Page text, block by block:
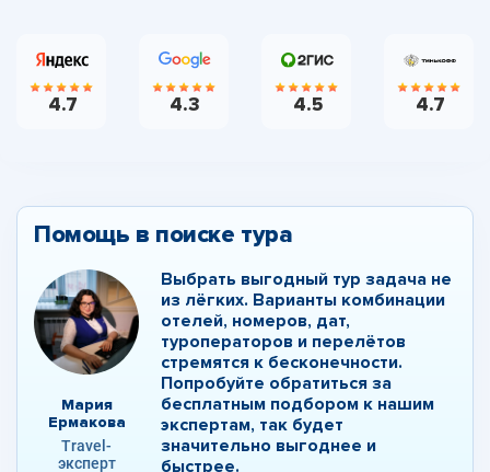
4.7 4.3 4.5 4.7
Помощь в поиске тура
Мария
Ермакова
Travel-
эксперт
Выбрать выгодный тур задача не
из лёгких. Варианты комбинации
отелей, номеров, дат,
туроператоров и перелётов
стремятся к бесконечности.
Попробуйте обратиться за
бесплатным подбором к нашим
экспертам, так будет
значительно выгоднее и
быстрее.